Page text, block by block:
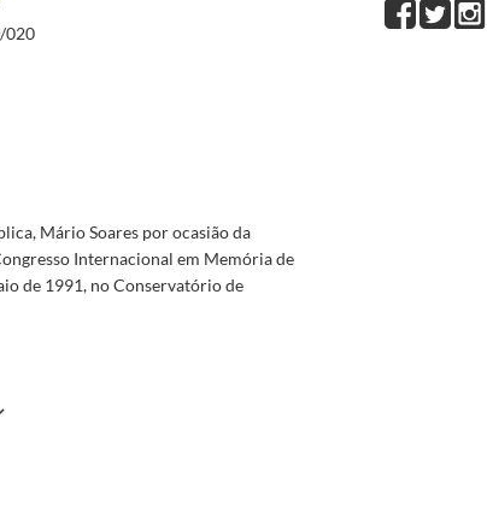
Belém, 1 de Dezembro de 1996 - Apontamento de conversa
1996-12-03/1996-
seu apoio no pedido formulado pela Arménia para que lhe seja atribuído o
020
Mário Soares por ocasião da
Internacional em Memória de
de 1991, no Conservatório de